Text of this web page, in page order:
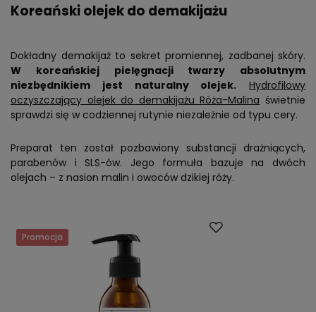
Koreański olejek do demakijażu
Dokładny demakijaż to sekret promiennej, zadbanej skóry.
W koreańskiej pielęgnacji twarzy absolutnym
niezbędnikiem jest naturalny olejek.
Hydrofilowy
oczyszczający olejek do demakijażu Róża-Malina świetnie
sprawdzi się w codziennej rutynie niezależnie od typu cery.
Preparat ten został pozbawiony substancji drażniących,
parabenów i SLS-ów. Jego formuła bazuje na dwóch
olejach – z nasion malin i owoców dzikiej róży.
Promocja